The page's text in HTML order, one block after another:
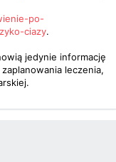
po-
ciazy.
jedynie informację
leczenia,